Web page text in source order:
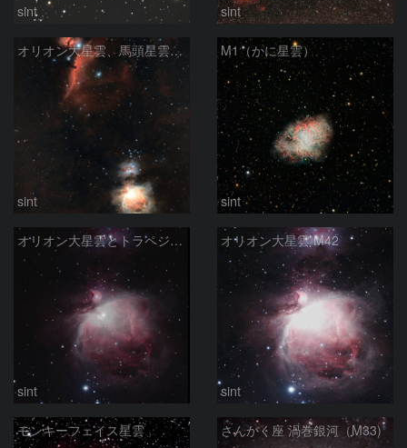
sint sint
オリオン大星雲、馬頭星雲、燃える木星雲
sint
M1（かに星雲）
sint
オリオン大星雲とトラペジウム
sint
オリオン大星雲 M42
sint
モンキーフェイス星雲 さんかく座 渦巻銀河（M33)